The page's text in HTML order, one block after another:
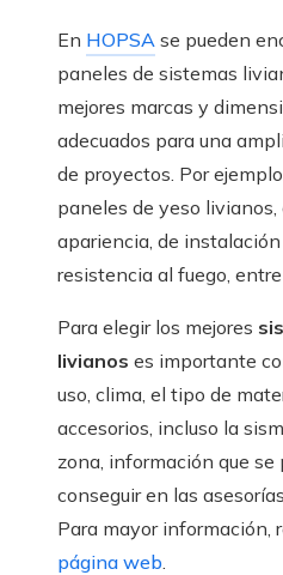
En HOPSA se pueden
paneles de sistemas
mejores marcas y
adecuados para una
de proyectos. Por
paneles de yeso livianos,
apariencia, de
resistencia al fuego, entre
Para elegir los mejores
livianos es importante
uso, clima, el tipo de
accesorios, incluso la
zona, información que se
conseguir en las
Para mayor información,
página web